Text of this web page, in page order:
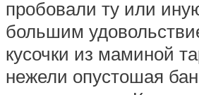
пробовали ту или
большим
кусочки из маминой
нежели опустошая